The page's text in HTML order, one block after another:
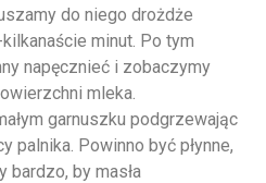
do niego drożdże
minut. Po tym
napęcznieć i zobaczymy
mleka.
garnuszku podgrzewając
palnika. Powinno być płynne,
bardzo, by masła